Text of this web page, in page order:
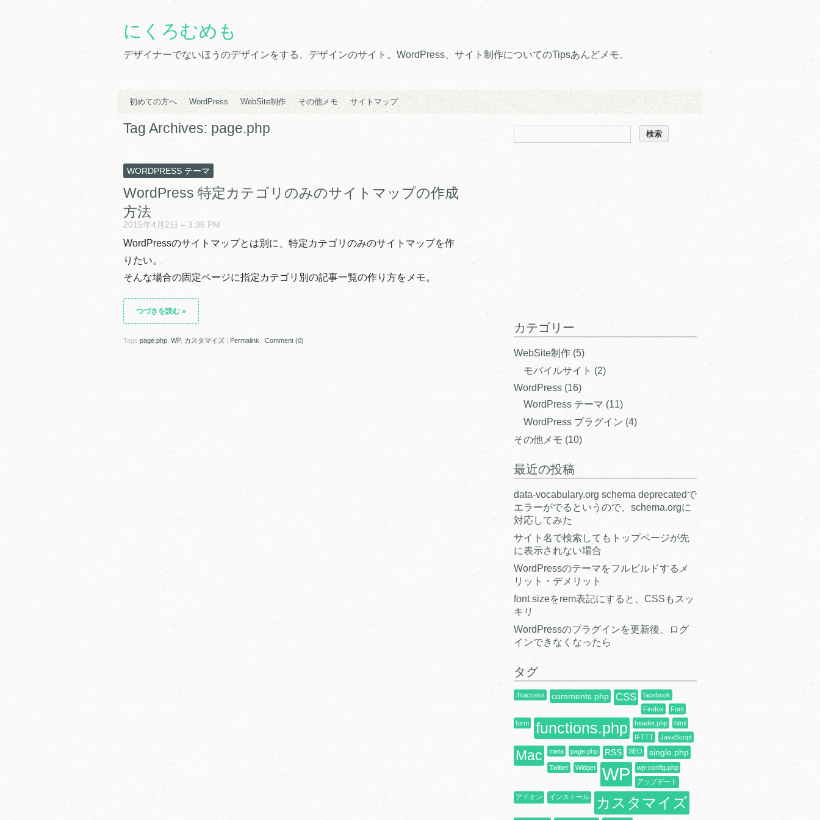
にくろむめも
デザイナーでないほうのデザインをする、デザインのサイト。WordPress、サイト制作についてのTipsあんどメモ。
初めての方へ WordPress WebSite制作 その他メモ サイトマップ
Tag Archives: page.php
WORDPRESS テーマ
WordPress 特定カテゴリのみのサイトマップの作成
方法
2015年4月2日 – 3:36 PM
WordPressのサイトマップとは別に、特定カテゴリのみのサイトマップを作
りたい。
そんな場合の固定ページに指定カテゴリ別の記事一覧の作り方をメモ。
つづきを読む »
Tags page.php WP, カスタマイズ | Permalink | Comment (0)
カテゴリー
WebSite制作 (5)
モバイルサイト (2)
WordPress (16)
WordPress テーマ (11)
WordPress プラグイン (4)
その他メモ (10)
最近の投稿
data-vocabulary.org schema deprecatedで
エラーがでるというので、schema.orgに
対応してみた
サイト名で検索してもトップページが先
に表示されない場合
WordPressのテーマをフルビルドするメ
リット・デメリット
font sizeをrem表記にすると、CSSもスッ
キリ
WordPressのプラグインを更新後、ログ
インできなくなったら
タグ
.htaccess comments.php CSS
facebook
Firefox
Font
form
functions.php header.php
html
IFTTT
JavaScript
Mac meta page.php RSS SEO single.php
Twitter Widget WP
wp-config.php
アップデート
アドオン インストール カスタマイズ